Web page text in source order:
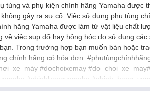
và phụ kiện chính hãng Yamaha
gây ra sự cố. Việc sử dụng phụ tùng
hãng Yamaha được làm từ vật liệu chất
việc sụp đổ hay hỏng hóc do sử dụng
Trong trường hợp bạn muốn bán hoặc
chính hãng có hóa đơn.
#dochoixemay
#chinhhangyamaha